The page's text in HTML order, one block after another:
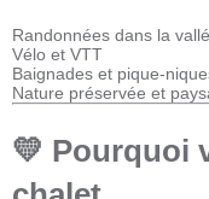
Randonnées dans la
Vélo et VTT
Baignades et pique-
Nature préservée et
💛 Pourquoi